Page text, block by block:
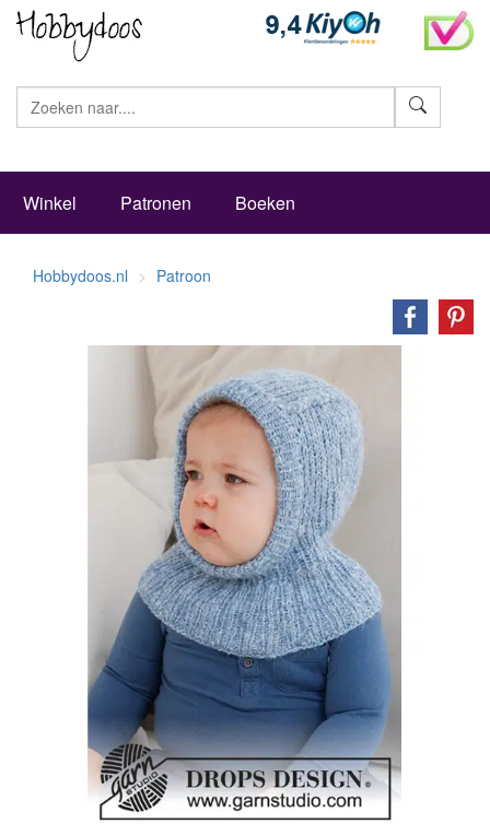
Winkel Patronen Boeken
Hobbydoos.nl Patroon